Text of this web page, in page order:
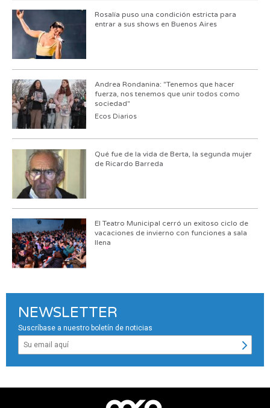
Rosalía puso una condición estricta para
entrar a sus shows en Buenos Aires
Andrea Rondanina: "Tenemos que hacer
fuerza, nos tenemos que unir todos como
sociedad"
Ecos Diarios
Qué fue de la vida de Berta, la segunda mujer
de Ricardo Barreda
El Teatro Municipal cerró un exitoso ciclo de
vacaciones de invierno con funciones a sala
llena
NEWSLETTER
Suscríbase a nuestro boletín de noticias